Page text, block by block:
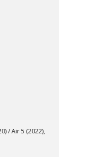
/ Air 5 (2022),